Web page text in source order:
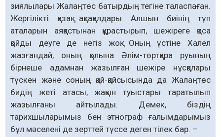
зиялылары Жалаңтөс батырдың тегіне таласпаған.
Жергілікті қазақ ақсақалдары Алшын биінің түп
аталарын аяқастынан құрастырып, шежіреге қоса
қойды деуге де негіз жоқ. Оның үстіне Халел
жазғандай, оның қолына Әлім-төртқара руының
бірнеше адамнан жазылған шежіре нұсқалары
түскен және соның қай-қайсысында да Жалаңтөс
бидің жеті атасы, жақын туыстары таратылып
жазылғаны айтылады. Демек, біздің
тарихшыларымыз бен этнограф ғалымдарымыз
бұл мәселені де зерттей түссе деген тілек бар. –